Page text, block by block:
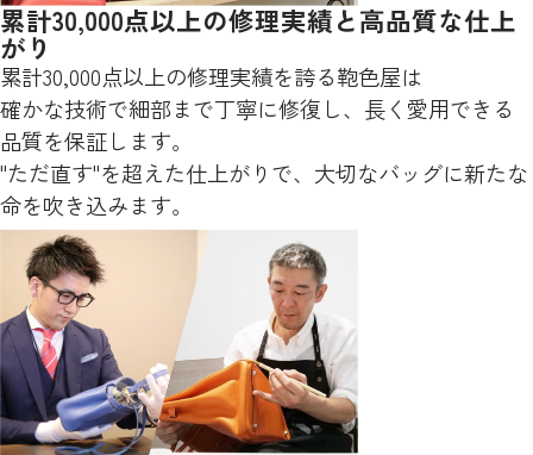
累計30,000点以上の修理実績と高品質な仕上
がり
累計30,000点以上の修理実績を誇る鞄色屋は
確かな技術で細部まで丁寧に修復し、長く愛用できる
品質を保証します。
"ただ直す"を超えた仕上がりで、大切なバッグに新たな
命を吹き込みます。